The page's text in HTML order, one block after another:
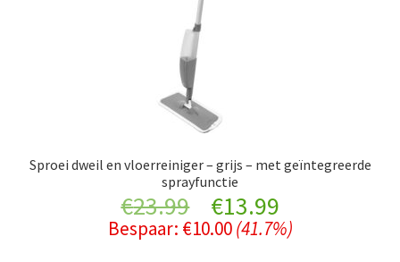
Sproei dweil en vloerreiniger – grijs – met geïntegreerde
sprayfunctie
€23.99
Original
price
€13.99Current
price
Bespaar: €10.00 (41.7%)